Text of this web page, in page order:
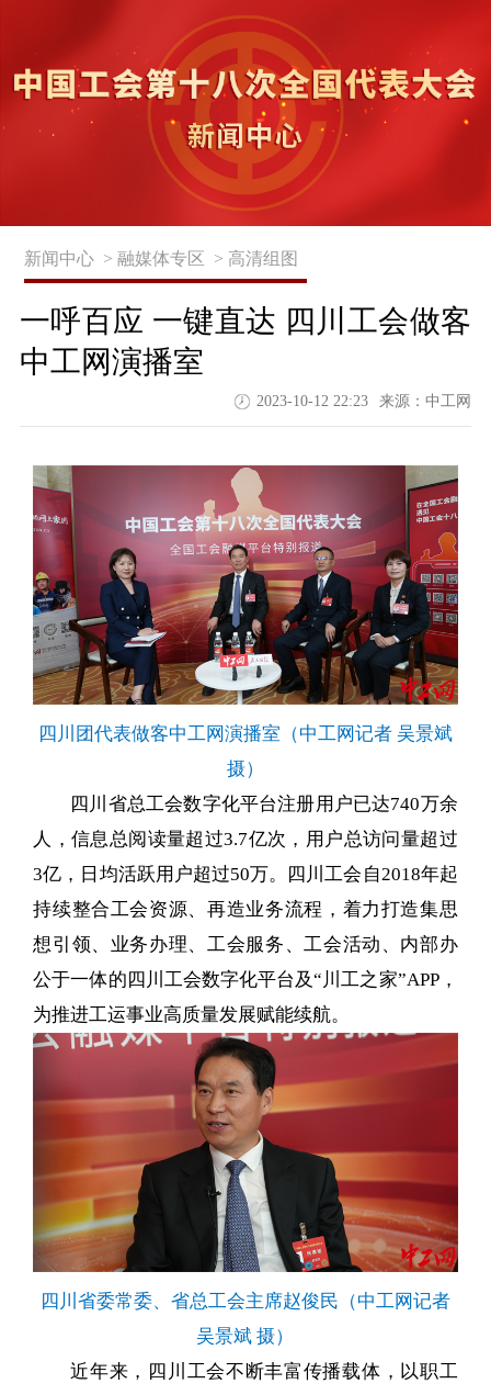
新闻中心 > 融媒体专区 > 高清组图
一呼百应 一键直达 四川工会做客
中工网演播室
来源：中工网
2023-10-12 22:23
四川团代表做客中工网演播室（中工网记者 吴景斌
摄）
四川省总工会数字化平台注册用户已达740万余
人，信息总阅读量超过3.7亿次，用户总访问量超过
3亿，日均活跃用户超过50万。四川工会自2018年起
持续整合工会资源、再造业务流程，着力打造集思
想引领、业务办理、工会服务、工会活动、内部办
公于一体的四川工会数字化平台及“川工之家”APP，
为推进工运事业高质量发展赋能续航。
四川省委常委、省总工会主席赵俊民（中工网记者
吴景斌 摄）
近年来，四川工会不断丰富传播载体，以职工